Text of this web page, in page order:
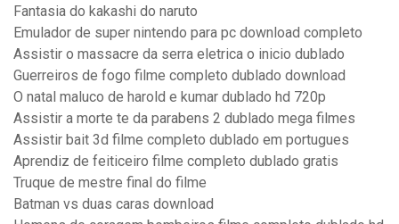
Fantasia do kakashi do naruto
Emulador de super nintendo para pc download completo
Assistir o massacre da serra eletrica o inicio dublado
Guerreiros de fogo filme completo dublado download
O natal maluco de harold e kumar dublado hd 720p
Assistir a morte te da parabens 2 dublado mega filmes
Assistir bait 3d filme completo dublado em portugues
Aprendiz de feiticeiro filme completo dublado gratis
Truque de mestre final do filme
Batman vs duas caras download